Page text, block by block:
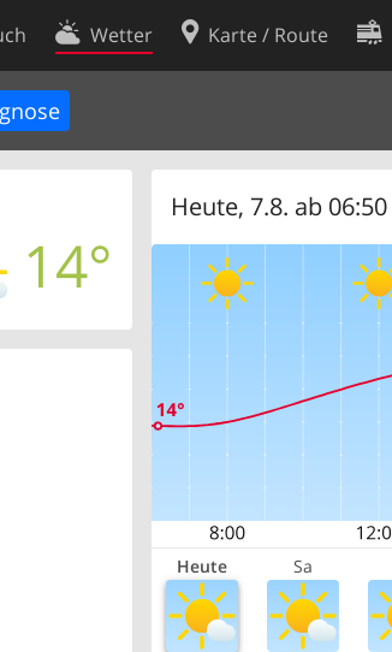
Wetter Karte / Route
14°
Heute, 7.8. ab 06:50
Heute Sa
Kontakt
Nutzungsbedingungen